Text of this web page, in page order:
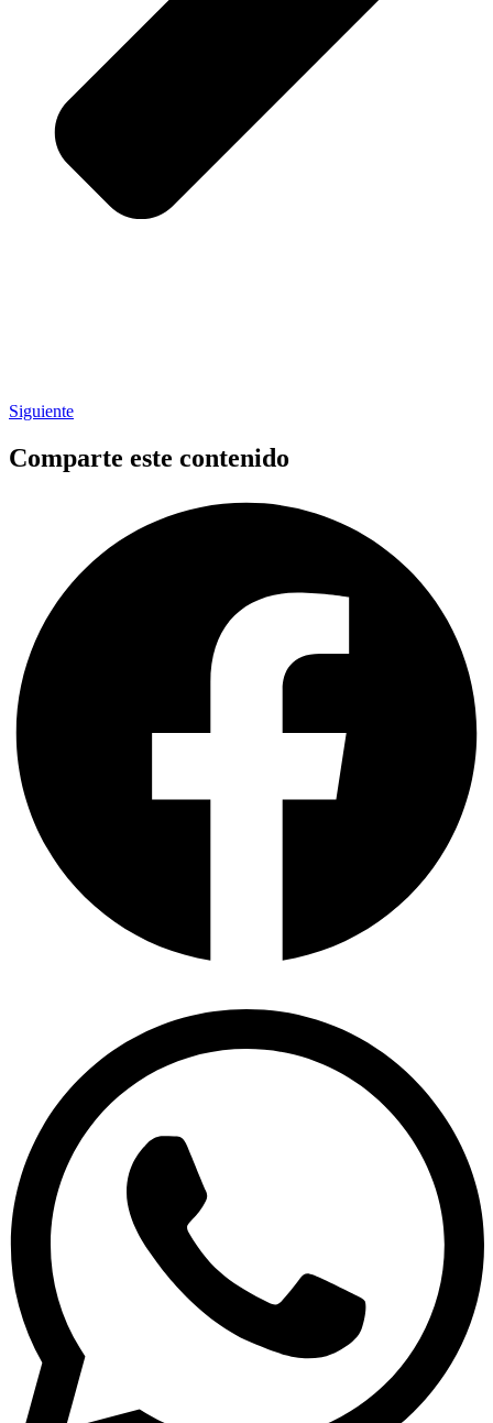
Siguiente
Comparte este contenido